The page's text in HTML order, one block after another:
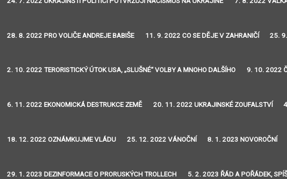
28. 8. 2022 PRO VOLIČE ANDREJE BABIŠE 11. 9. 2022 CO SE DĚJE V ZAHRANIČÍ 25. 9.
2. 10. 2022 TERORISTICKÝ ÚTOK USA, „SLUŠNÉ“ VOLBY A MNOHO DALŠÍHO 9. 10. 2022
6. 11. 2022 EKONOMICKÁ DESTRUKCE ZEMĚ 20. 11. 2022 UKRAJINSKÉ ZOUFALSTVÍ
18. 12. 2022 OZNÁMKUJME VLÁDU 25. 12. 2022 VÁNOČNÍ 8. 1. 2023 NOVOROČNÍ
29. 1. 2023 DEZINFORMACE O PRORUSKÝCH TROLLECH 5. 2. 2023 ŘÁD A POŘÁDEK,